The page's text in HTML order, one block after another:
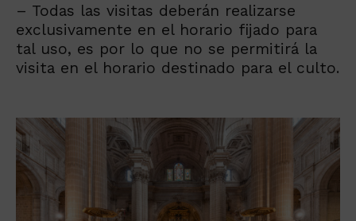
– Todas las visitas deberán realizarse
exclusivamente en el horario fijado para
tal uso, es por lo que no se permitirá la
visita en el horario destinado para el culto.